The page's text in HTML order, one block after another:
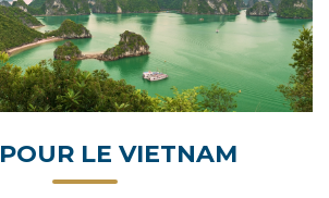
POUR LE VIETNAM